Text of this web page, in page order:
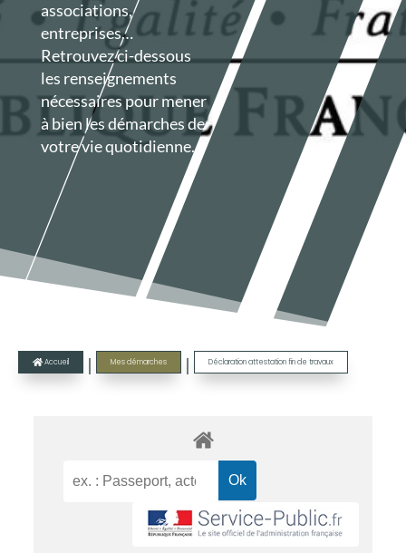
associations,
entreprises…
Retrouvez ci-dessous
les renseignements
nécessaires pour mener
à bien les démarches de
votre vie quotidienne.
 Accueil | Mes démarches | Déclaration attestation fin de travaux